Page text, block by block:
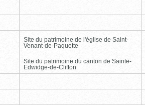
Site du patrimoine de l'église de Saint-
Venant-de-Paquette
Site du patrimoine du canton de Sainte-
Edwidge-de-Clifton